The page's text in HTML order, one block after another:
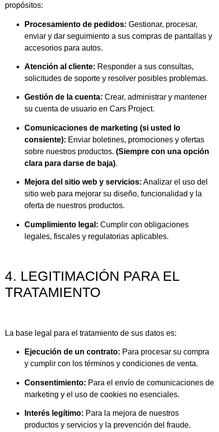
propósitos:
Procesamiento de pedidos: Gestionar, procesar,
enviar y dar seguimiento a sus compras de pantallas y
accesorios para autos.
Atención al cliente: Responder a sus consultas,
solicitudes de soporte y resolver posibles problemas.
Gestión de la cuenta: Crear, administrar y mantener
su cuenta de usuario en Cars Project.
Comunicaciones de marketing (si usted lo
consiente): Enviar boletines, promociones y ofertas
sobre nuestros productos. (Siempre con una opción
clara para darse de baja).
Mejora del sitio web y servicios: Analizar el uso del
sitio web para mejorar su diseño, funcionalidad y la
oferta de nuestros productos.
Cumplimiento legal: Cumplir con obligaciones
legales, fiscales y regulatorias aplicables.
4. LEGITIMACIÓN PARA EL
TRATAMIENTO
La base legal para el tratamiento de sus datos es:
Ejecución de un contrato: Para procesar su compra
y cumplir con los términos y condiciones de venta.
Consentimiento: Para el envío de comunicaciones de
marketing y el uso de cookies no esenciales.
Interés legítimo: Para la mejora de nuestros
productos y servicios y la prevención del fraude.